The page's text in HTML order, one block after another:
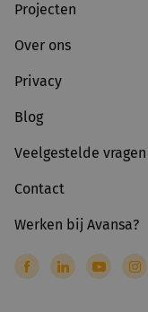
Projecten
Over ons
Privacy
Blog
Veelgestelde vragen
Contact
Werken bij Avansa?